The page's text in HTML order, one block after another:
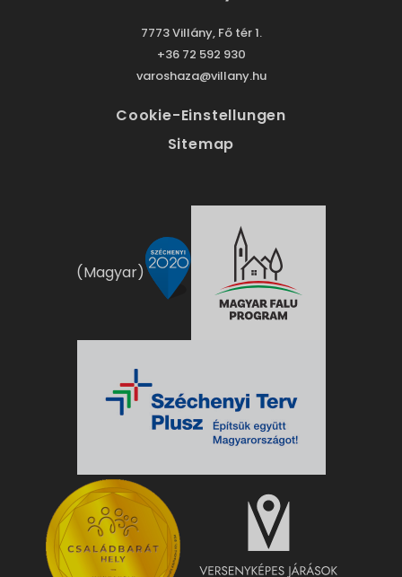
7773 Villány, Fő tér 1.
+36 72 592 930
varoshaza@villany.hu
Cookie-Einstellungen
Sitemap
(Magyar)